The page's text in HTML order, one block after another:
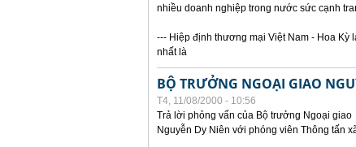
nhiều doanh nghiệp trong nước sức cạnh
--- Hiệp định thương mại Việt Nam - Hoa Kỳ
nhất là
BỘ TRƯỞNG NGOẠI GIAO
T4, 11/08/2000 - 10:56
Trả lời phỏng vấn của Bộ trưởng Ngoại giao
Nguyễn Dy Niên với phóng viên Thông tấn